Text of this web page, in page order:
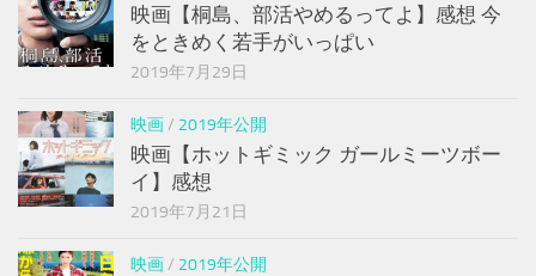
映画【桐島、部活やめるってよ】感想 今
をときめく若手がいっぱい
2019年7月29日
映画/ 2019年公開
映画【ホットギミック ガールミーツボー
イ】感想
2019年7月21日
映画/ 2019年公開